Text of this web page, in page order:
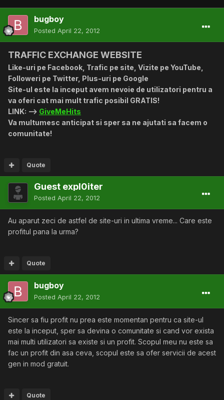
bugboy
Posted April 22, 2012
TRAFFIC EXCHANGE WEBSITE
Like-uri pe Facebook, Trafic pe site, Vizite pe YouTube,
Followeri pe Twitter, Plus-uri pe Google
Site-ul este la inceput avem nevoie de utilizatori pentru a
va oferi cat mai mult trafic posibil GRATIS!
LINK: --> GiveMeHits
Va multumesc anticipat si sper sa ne ajutati sa facem o
comunitate!
Quote
Guest expl0iter
Posted April 22, 2012
Au aparut zeci de astfel de site-uri in ultima vreme... Care este
profitul pana la urma?
Quote
bugboy
Posted April 22, 2012
Sincer sa fiu profit nu prea este momentan pentru ca site-ul
este la inceput, sper sa devina o comunitate si cand vor exista
mai multi utilizatori sa existe si un profit. Scopul meu nu este sa
fac un profit din asa ceva, scopul este sa ofer servicii de acest
gen in mod gratuit.
Quote